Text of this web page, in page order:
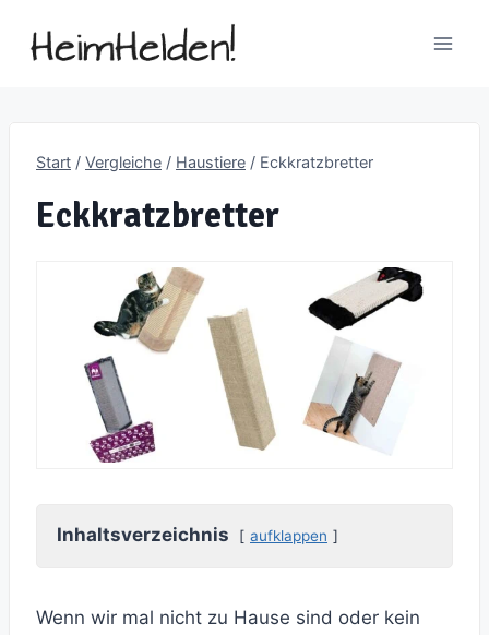
Inhalt
Start / Vergleiche / Haustiere / Eckkratzbretter
Eckkratzbretter
Inhaltsverzeichnis aufklappen
Wenn wir mal nicht zu Hause sind oder kein